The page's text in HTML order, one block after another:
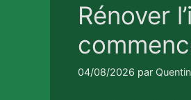
Rénover
04/08/2026 par